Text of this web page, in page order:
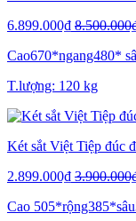
6.899.000₫
Cao670*ngang480*
T.lượng: 120 kg
Két sắt Việt Tiệp đúc
2.899.000₫
Cao